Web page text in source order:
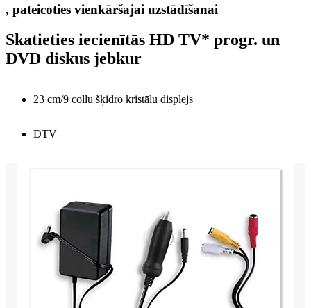
, pateicoties vienkāršajai uzstādīšanai
Skatieties iecienītās HD TV* progr. un
DVD diskus jebkur
23 cm/9 collu šķidro kristālu displejs
DTV